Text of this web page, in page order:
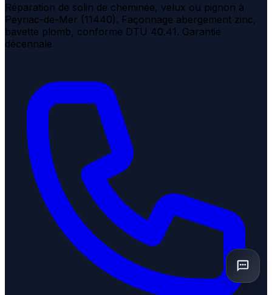
Réparation de solin de cheminée, velux ou pignon à
Peyriac-de-Mer (11440). Façonnage abergement zinc,
bavette plomb, conforme DTU 40.41. Garantie
décennale.